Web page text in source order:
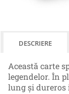
DESCRIERE
Această carte
legendelor. În
lung și dureros